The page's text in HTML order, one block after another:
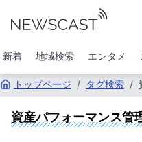
新着 地域検索 エンタメ
トップページ / タグ検索 /
資産パフォーマンス管